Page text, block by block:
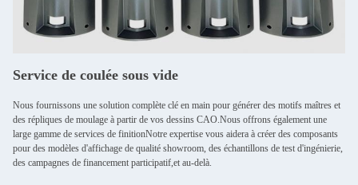
Service de coulée sous vide
Nous fournissons une solution complète clé en main pour générer des motifs maîtres et
des répliques de moulage à partir de vos dessins CAO.Nous offrons également une
large gamme de services de finitionNotre expertise vous aidera à créer des composants
pour des modèles d'affichage de qualité showroom, des échantillons de test d'ingénierie,
des campagnes de financement participatif,et au-delà.